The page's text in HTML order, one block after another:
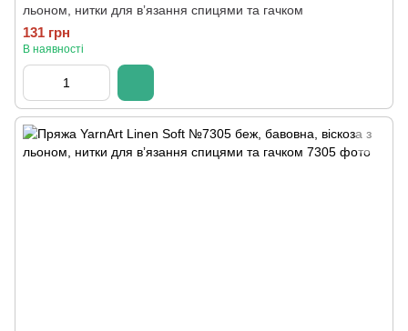
льоном, нитки для вʼязання спицями та гачком
131 грн
В наявності